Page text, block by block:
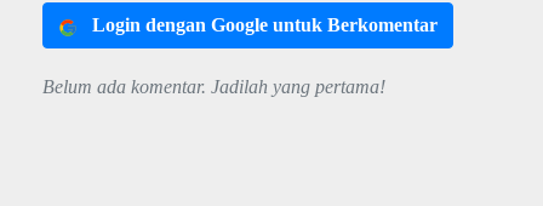
Login dengan Google untuk Berkomentar
Belum ada komentar. Jadilah yang pertama!